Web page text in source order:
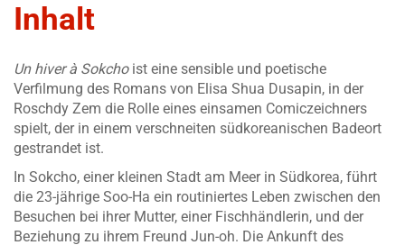
Inhalt
Un hiver à Sokchoist eine sensible und poetische
Verfilmung des Romans von Elisa Shua Dusapin, in der
Roschdy Zem die Rolle eines einsamen Comiczeichners
spielt, der in einem verschneiten südkoreanischen Badeort
gestrandet ist.
In Sokcho, einer kleinen Stadt am Meer in Südkorea, führt
die 23-jährige Soo-Ha ein routiniertes Leben zwischen den
Besuchen bei ihrer Mutter, einer Fischhändlerin, und der
Beziehung zu ihrem Freund Jun-oh. Die Ankunft des